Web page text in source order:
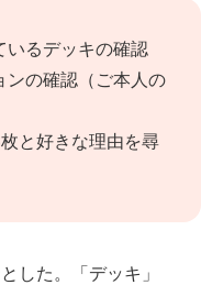
いるデッキの確認
ンの確認（ご本人の
と好きな理由を尋
した。「デッキ」